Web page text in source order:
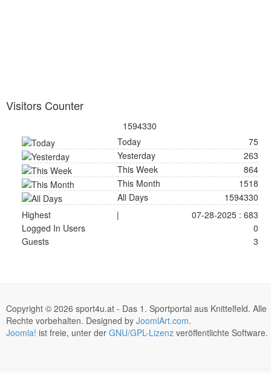
Visitors Counter
1594330
Today
75
Yesterday
263
This Week
864
This Month
1518
All Days
1594330
Highest
|
07-28-2025 : 683
Logged In Users
0
Guests
3
Copyright © 2026 sport4u.at - Das 1. Sportportal aus Knittelfeld. Alle
Rechte vorbehalten. Designed by JoomlArt.com.
Joomla! ist freie, unter der GNU/GPL-Lizenz veröffentlichte Software.